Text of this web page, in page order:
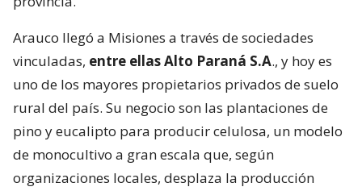
Arauco llegó a Misiones a través de sociedades
vinculadas, entre ellas Alto Paraná S.A., y hoy es
uno de los mayores propietarios privados de suelo
rural del país. Su negocio son las plantaciones de
pino y eucalipto para producir celulosa, un modelo
de monocultivo a gran escala que, según
organizaciones locales, desplaza la producción